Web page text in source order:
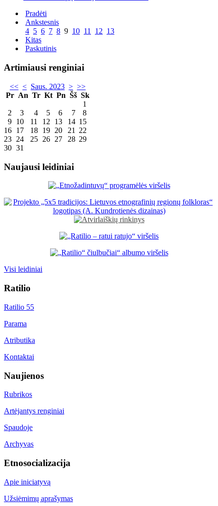
Pradėti
Ankstesnis
4 5 6 7 8 9 10 11 12 13
Kitas
Paskutinis
Artimiausi renginiai
<< < Saus. 2023 > >>
Pr An Tr Kt Pn Šš Sk
1
2
3 4 5 6 7
8
9 10 11 12 13 14 15
16 17 18 19 20 21
22
23 24 25 26 27 28 29
30 31
Naujausi leidiniai
Visi leidiniai
Ratilio
Ratilio 55
Parama
Atributika
Kontaktai
Naujienos
Rubrikos
Artėjantys renginiai
Spaudoje
Archyvas
Etnosocializacija
Apie iniciatyvą
Užsiėmimų aprašymas